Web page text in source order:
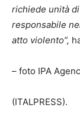
richiede unità
responsabile
atto violento”,
– foto IPA
(ITALPRESS).